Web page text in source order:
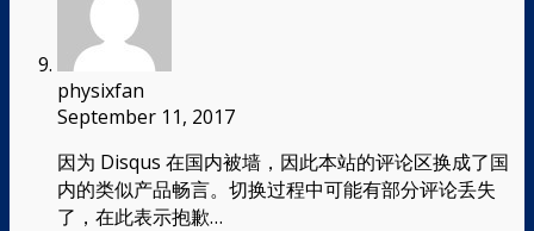
physixfan
September 11, 2017
因为 Disqus 在国内被墙，因此本站的评论区换成了国
内的类似产品畅言。切换过程中可能有部分评论丢失
了，在此表示抱歉…